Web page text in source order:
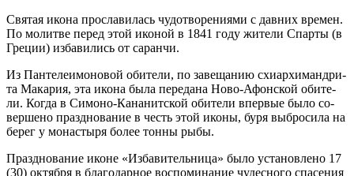
Свя­тая ико­на про­сла­ви­лась чу­до­тво­ре­ни­я­ми с дав­них вре­мен.
По мо­лит­ве пе­ред этой ико­ной в 1841 го­ду жи­те­ли Спар­ты (в
Гре­ции) из­ба­ви­лись от са­ран­чи.
Из Пан­те­ле­и­мо­но­вой оби­те­ли, по за­ве­ща­нию схи­ар­хи­манд­ри­
та Ма­ка­рия, эта ико­на бы­ла пе­ре­да­на Но­во-Афон­ской оби­те­
ли. Ко­гда в Си­мо­но-Ка­на­нит­ской оби­те­ли впер­вые бы­ло со­
вер­ше­но празд­но­ва­ние в честь этой ико­ны, бу­ря вы­бро­си­ла на
бе­рег у мо­на­сты­ря бо­лее тон­ны ры­бы.
Празд­но­ва­ние иконе «Из­ба­ви­тель­ни­ца» бы­ло уста­нов­ле­но 17
(30) ок­тяб­ря в бла­го­дар­ное вос­по­ми­на­ние чу­дес­но­го спа­се­ния